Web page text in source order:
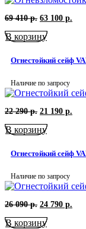
69 410р.
составляла
410
р..
63 100 р.
р..
В корзину
Огнестойкий сейф
Наличие по запросу
22 290р.
составляла
290
р..
21 190 р.
р..
В корзину
Огнестойкий сейф
Наличие по запросу
26 090р.
составляла
24 790 р.
В корзину